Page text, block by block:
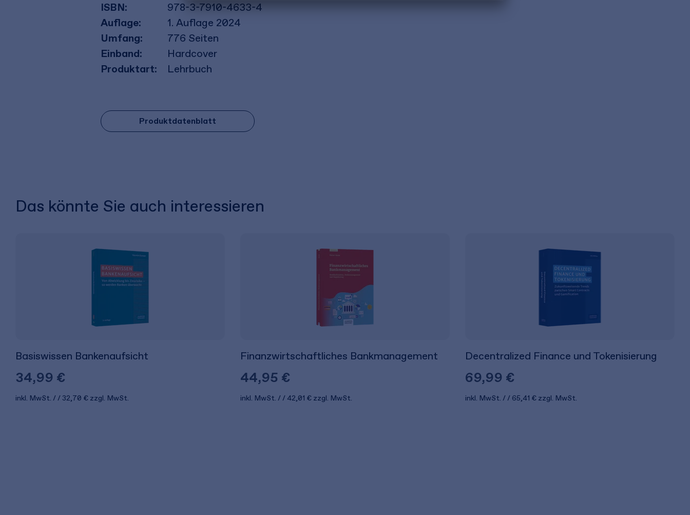
ISBN:
978-3-7910-4633-4
Auflage:
1. Auflage 2024
Umfang:
776 Seiten
Einband:
Hardcover
Produktart:
Lehrbuch
Produktdatenblatt
Das könnte Sie auch interessieren
Basiswissen Bankenaufsicht
34,99 €
inkl. MwSt. 32,70 € zzgl. MwSt.
Finanzwirtschaftliches Bankmanagement
44,95 €
inkl. MwSt. 42,01 € zzgl. MwSt.
Decentralized Finance und Tokenisierung
69,99 €
inkl. MwSt. 65,41 € zzgl. MwSt.